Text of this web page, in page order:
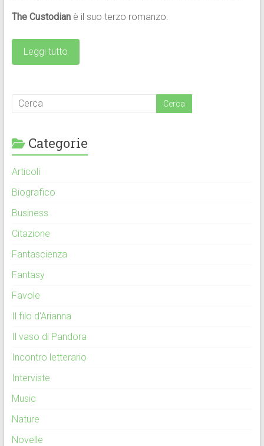
The Custodianè il suo terzo romanzo.
Leggi tutto
Categorie
Articoli
Biografico
Business
Citazione
Fantascienza
Fantasy
Favole
Il filo d'Arianna
Il vaso di Pandora
Incontro letterario
Interviste
Music
Nature
Novelle